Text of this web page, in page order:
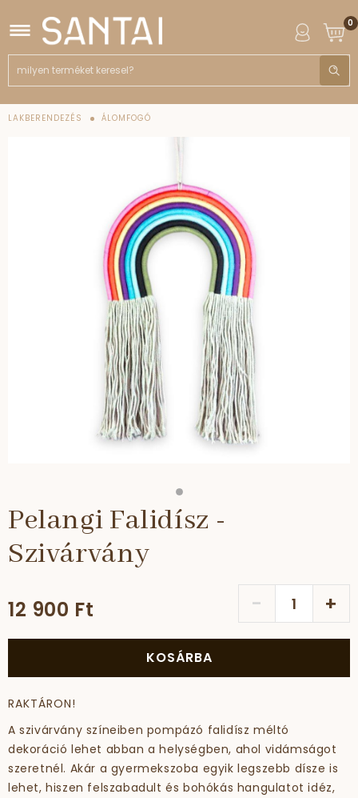
0
LAKBERENDEZÉS ÁLOMFOGÓ
Pelangi Falidísz -
Szivárvány
12 900 Ft - +
KOSÁRBA
RAKTÁRON!
A szivárvány színeiben pompázó falidísz méltó
dekoráció lehet abban a helységben, ahol vidámságot
szeretnél. Akár a gyermekszoba egyik legszebb dísze is
lehet, hiszen felszabadult és bohókás hangulatot idéz,